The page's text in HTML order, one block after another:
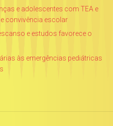
e adolescentes com TEA e
convivência escolar
e estudos favorece o
às emergências pediátricas